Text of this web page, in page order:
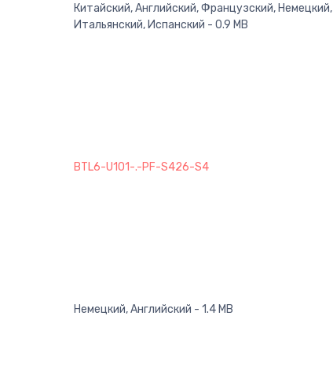
Китайский, Английский, Французский, Немецкий,
Итальянский, Испанский - 0.9 MB
BTL6-U101-.-PF-S426-S4
Немецкий, Английский - 1.4 MB